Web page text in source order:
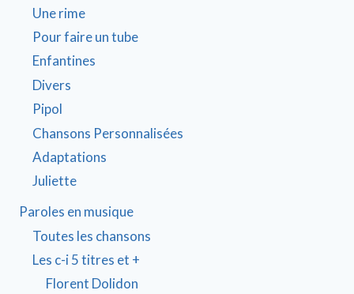
Une rime
Pour faire un tube
Enfantines
Divers
Pipol
Chansons Personnalisées
Adaptations
Juliette
Paroles en musique
Toutes les chansons
Les c-i 5 titres et +
Florent Dolidon